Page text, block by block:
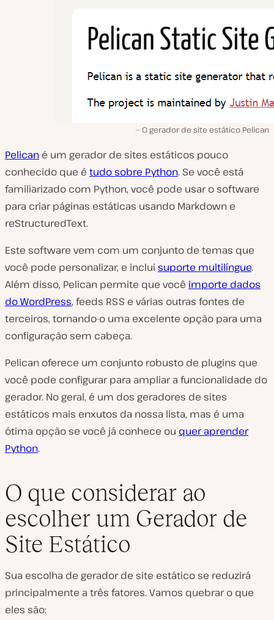
O gerador de site estático Pelican
Pelican é um gerador de sites estáticos pouco
conhecido que é tudo sobre Python. Se você está
familiarizado com Python, você pode usar o software
para criar páginas estáticas usando Markdown e
reStructuredText.
Este software vem com um conjunto de temas que
você pode personalizar, e inclui suporte multilíngue.
Além disso, Pelican permite que você importe dados
do WordPress, feeds RSS e várias outras fontes de
terceiros, tornando-o uma excelente opção para uma
configuração sem cabeça.
Pelican oferece um conjunto robusto de plugins que
você pode configurar para ampliar a funcionalidade do
gerador. No geral, é um dos geradores de sites
estáticos mais enxutos da nossa lista, mas é uma
ótima opção se você já conhece ou quer aprender
Python.
O que considerar ao
escolher um Gerador de
Site Estático
Sua escolha de gerador de site estático se reduzirá
principalmente a três fatores. Vamos quebrar o que
eles são: